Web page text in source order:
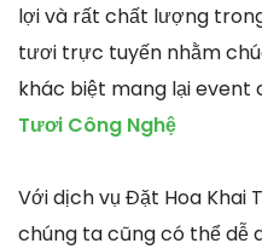
lợi và rất chất lượng
tươi trực tuyến nhằm
khác biệt mang lại event
Tươi Công Nghệ
Với dịch vụ Đặt Hoa Khai
chúng ta cũng có thể dễ